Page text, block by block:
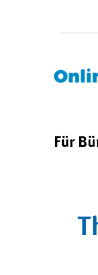
Für